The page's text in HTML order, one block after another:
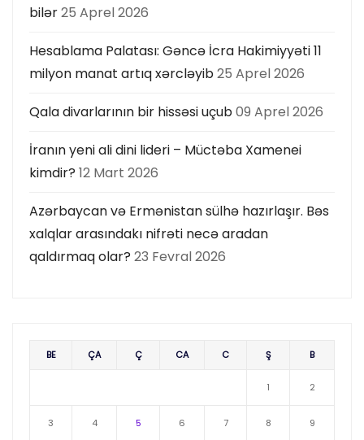
bilər25 Aprel 2026
Hesablama Palatası: Gəncə İcra Hakimiyyəti 11
milyon manat artıq xərcləyib25 Aprel 2026
Qala divarlarının bir hissəsi uçub09 Aprel 2026
İranın yeni ali dini lideri – Müctəba Xamenei
kimdir? 12 Mart 2026
Azərbaycan və Ermənistan sülhə hazırlaşır. Bəs
xalqlar arasındakı nifrəti necə aradan
qaldırmaq olar? 23 Fevral 2026
BE ÇA Ç CA C Ş B
1 2
3 4 5 6 7 8 9